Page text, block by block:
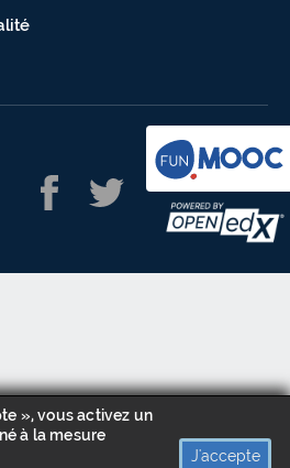
», vous activez un
à la mesure
J'accepte